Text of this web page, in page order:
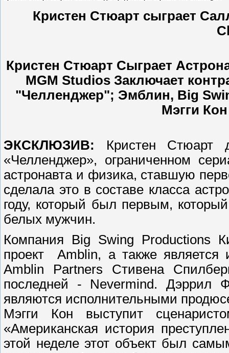
Кристен Стюарт сыграет
Кристен Стюарт Сыграет
MGM Studios Заключает
"Челленджер"; Эмблин, Big
Мэгги
ЭКСКЛЮЗИВ: Кристен Стюарт
«Челленджер», ограниченном
астронавта и физика, ставшую
сделала это в составе класса
году, который был первым,
белых мужчин.
Компания Big Swing Productions
проект Amblin, а также является
Amblin Partners Стивена
последней - Nevermind. Дэррил
являются исполнительными
Мэгги Кон выступит
«Американская история
этой неделе этот объект был